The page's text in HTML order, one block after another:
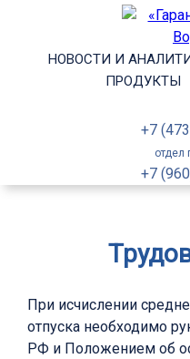
НОВОСТИ И
ПРОДУКТЫ
+7
отдел
+7
При исчислении
отпуска необходимо
РФ и Положением об